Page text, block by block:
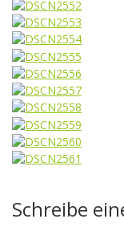
Schreibe